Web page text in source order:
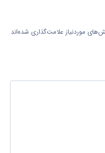
موردنیاز علامت‌گذاری شده‌اند